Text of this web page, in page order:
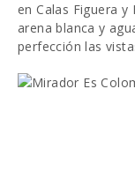
en Calas Figuera
arena blanca y
perfección las